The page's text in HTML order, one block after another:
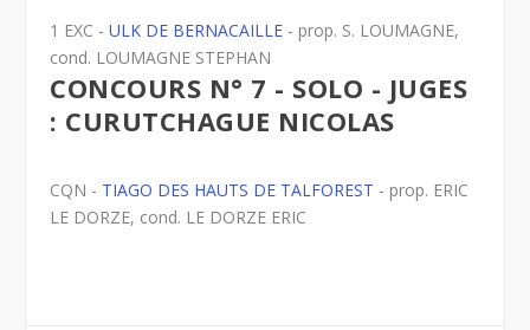
1 EXC -ULK DE BERNACAILLE - prop. S. LOUMAGNE,
cond. LOUMAGNE STEPHAN
CONCOURS N° 7 - SOLO - JUGES
: CURUTCHAGUE NICOLAS
CQN - TIAGO DES HAUTS DE TALFOREST - prop. ERIC
LE DORZE, cond. LE DORZE ERIC